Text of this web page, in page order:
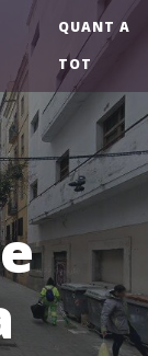
QUANT A
TOT